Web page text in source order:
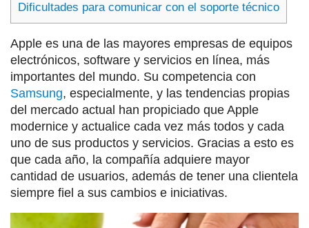
Dificultades para comunicar con el soporte técnico
Apple es una de las mayores empresas de equipos
electrónicos, software y servicios en línea, más
importantes del mundo. Su competencia con
Samsung, especialmente, y las tendencias propias
del mercado actual han propiciado que Apple
modernice y actualice cada vez más todos y cada
uno de sus productos y servicios. Gracias a esto es
que cada año, la compañía adquiere mayor
cantidad de usuarios, además de tener una clientela
siempre fiel a sus cambios e iniciativas.